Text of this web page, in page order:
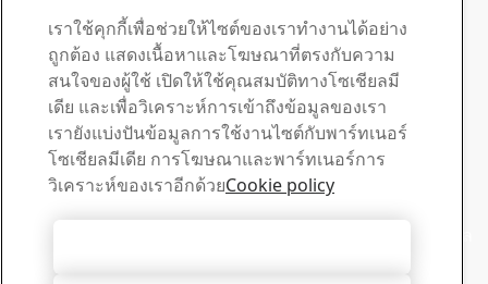
เติมหรือขอราคา
ก้าวนําหน้าด้วยจดหมายข่าว Strenx®
สมัครรับจดหมายข่าวของเราและรับข่าวสารล่าสุดจาก
อุตสาหกรรม การอัปเดตผลิตภัณฑ์ และเรื่องราวที่สร้างแรง
บันดาลใจ
ลงทะเบียนที่นี่
เราใช้คุกกี้เพื่อช่วยให้ไซต์ของเราทำงานได้อย่าง
ถูกต้อง แสดงเนื้อหาและโฆษณาที่ตรงกับความ
สนใจของผู้ใช้ เปิดให้ใช้คุณสมบัติทางโซเชียลมี
เดีย และเพื่อวิเคราะห์การเข้าถึงข้อมูลของเรา
เรายังแบ่งปันข้อมูลการใช้งานไซต์กับพาร์ทเนอร์
โซเชียลมีเดีย การโฆษณาและพาร์ทเนอร์การ
วิเคราะห์ของเราอีกด้วยCookie policy